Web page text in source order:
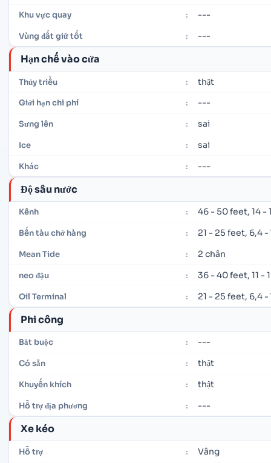
Khu vực quay : ---
Vùng đất giữ tốt : ---
Hạn chế vào cửa
Thủy triều : thật
Giới hạn chi phí : ---
Sưng lên : sai
Ice : sai
Khác : ---
Độ sâu nước
Kênh : 46 - 50 feet, 14 -
Bến tàu chở hàng : 21 - 25 feet, 6,4
Mean Tide : 2 chân
neo đậu : 36 - 40 feet, 11 -
Oil Terminal : 21 - 25 feet, 6,4
Phi công
Bắt buộc : ---
Có sẵn : thật
Khuyến khích : thật
Hỗ trợ địa phương : ---
Xe kéo
Hỗ trợ : Vâng